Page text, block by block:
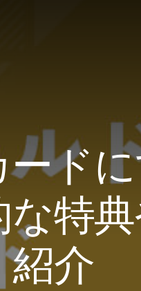
ド
特
紹介